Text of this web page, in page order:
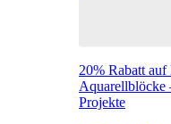
20% Rabatt
Aquarellblöcke
Projekte